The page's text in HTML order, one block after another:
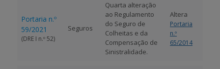
Portaria n.º
59/2021
(DRE I n.º 52)
Seguros
Quarta alteração
ao Regulamento
do Seguro de
Colheitas e da
Compensação de
Sinistralidade.
Altera
Portaria
n.º
65/2014